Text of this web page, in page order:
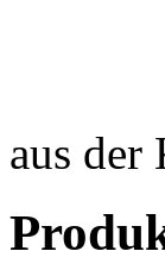
aus der